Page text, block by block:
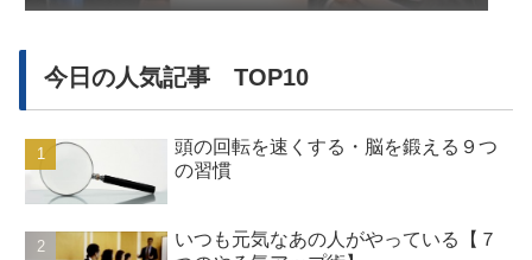
今日の人気記事 TOP10
頭の回転を速くする・脳を鍛える９つ
の習慣
いつも元気なあの人がやっている【７